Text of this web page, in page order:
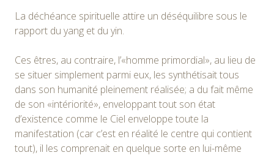
La déchéance spirituelle attire un déséquilibre sous le
rapport du yang et du yin.
Ces êtres, au contraire, l’«homme primordial», au lieu de
se situer simplement parmi eux, les synthétisait tous
dans son humanité pleinement réalisée; a du fait même
de son «intériorité», enveloppant tout son état
d’existence comme le Ciel enveloppe toute la
manifestation (car c’est en réalité le centre qui contient
tout), il les comprenait en quelque sorte en lui-même